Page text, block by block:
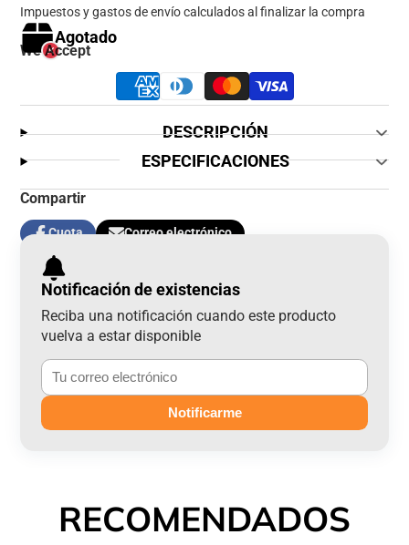
Impuestos y gastos de envío calculados al finalizar la compra
Agotado
We Accept
DESCRIPCIÓN
ESPECIFICACIONES
Compartir
Cuota
Compartir
en
Facebook
Se
abre
en
una
nueva
ventana.
Correo electrónico
electrónico
Notificación de existencias
Reciba una notificación cuando este producto
vuelva a estar disponible
Notificarme
RECOMENDADOS